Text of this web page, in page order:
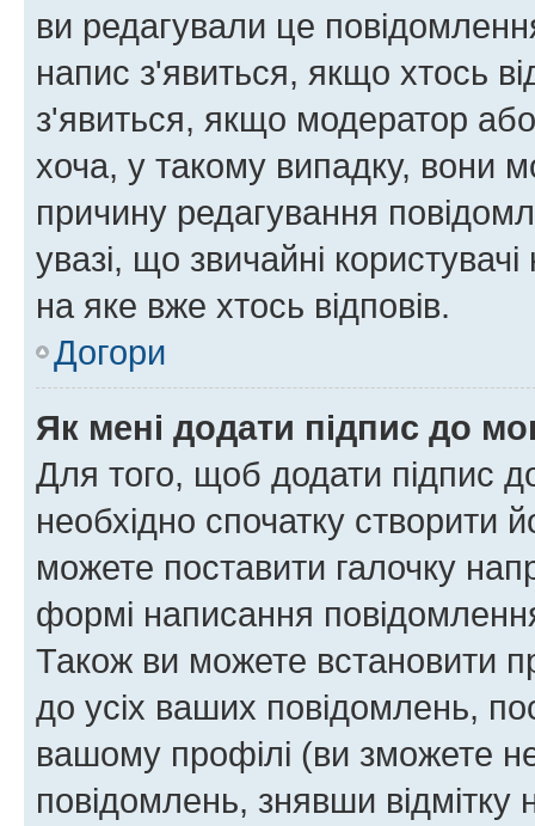
ви редагували це
напис з'явиться, якщо хтось
з'явиться, якщо модератор
хоча, у такому випадку, вони
причину редагування
увазі, що звичайні
на яке вже хтось відповів.
Догори
Як мені додати підпис до
Для того, щоб додати підпис
необхідно спочатку створити
можете поставити галочку
формі написання
Також ви можете встановити
до усіх ваших повідомлень,
вашому профілі (ви зможете
повідомлень, знявши відмітку